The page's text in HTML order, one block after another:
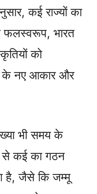
कई राज्यों का
फलस्वरूप, भारत
को
के नए आकार और
भी समय के
से कई का गठन
है, जैसे कि जम्मू